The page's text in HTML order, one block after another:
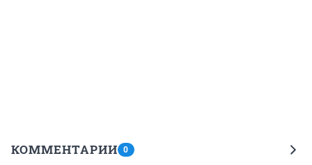
КОММЕНТАРИИ 0